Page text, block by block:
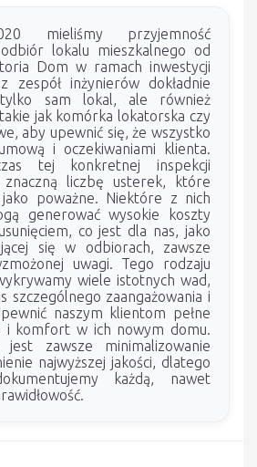
mieliśmy przyjemność
lokalu mieszkalnego od
Dom w ramach inwestycji
zespół inżynierów dokładnie
sam lokal, ale również
jak komórka lokatorska czy
aby upewnić się, że wszystko
i oczekiwaniami klienta.
tej konkretnej inspekcji
liczbę usterek, które
poważne. Niektóre z nich
generować wysokie koszty
co jest dla nas, jako
się w odbiorach, zawsze
uwagi. Tego rodzaju
wiele istotnych wad,
szczególnego zaangażowania i
naszym klientom pełne
i komfort w ich nowym domu.
jest zawsze minimalizowanie
najwyższej jakości, dlatego
każdą, nawet